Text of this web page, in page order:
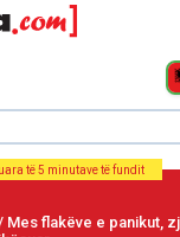
të 5 minutave të fundit
Mes flakëve e panikut,